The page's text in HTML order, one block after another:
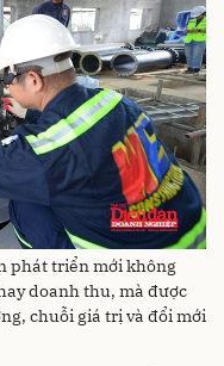
phát triển mới không
doanh thu, mà được
chuỗi giá trị và đổi mới